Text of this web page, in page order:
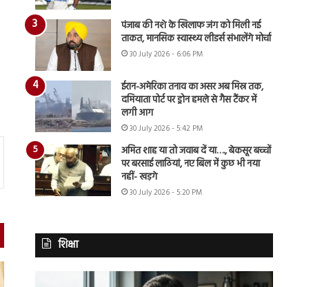
पंजाब की नशे के खिलाफ जंग को मिली नई
ताकत, मानसिक स्वास्थ्य लीडर्स संभालेंगे मोर्चा
30 July 2026 - 6:06 PM
ईरान-अमेरिका तनाव का असर अब मिस्र तक,
दमियाता पोर्ट पर ड्रोन हमले से गैस टैंकर में
लगी आग
30 July 2026 - 5:42 PM
अमित शाह या तो जवाब दें या…., बेकसूर बच्चों
पर बरसाई लाठियां, नए बिल में कुछ भी नया
नहीं- खड़गे
30 July 2026 - 5:20 PM
शिक्षा